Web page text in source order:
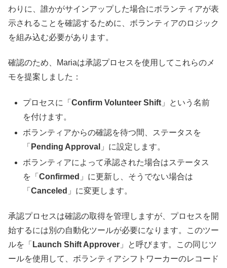
わりに、誰かがサインアップした場合にボランティアが表
示されることを確認するために、ボランティアのロジック
を組み込む必要があります。
確認のため、Mariaは承認プロセスを使用してこれらのメ
モを提案しました：
プロセスに「Confirm Volunteer Shift 」という名前
を付けます。
ボランティアからの確認を待つ間、ステータスを
「 Pending Approval 」に設定します。
ボランティアによって承認された場合はステータス
を「Confirmed 」に更新し、そうでない場合は
「Canceled 」に変更します。
承認プロセスは確認の取得を管理しますが、プロセスを開
始するには別の自動化ツールが必要になります。このツー
ルを「 Launch Shift Approver 」と呼びます。この同じツ
ールを使用して、ボランティアシフトワーカーのレコード